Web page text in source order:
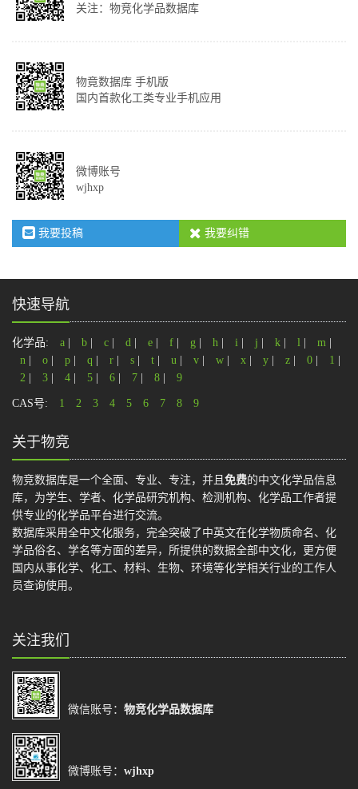
关注：物竞化学品数据库
物竟数据库 手机版
国内首款化工类专业手机应用
微博账号
wjhxp
我要投稿 我要纠错
快速导航
化学品: a b c d e f g h i j k l m
n
o p q r s t u v w x y z 0 1
2
3 4 5 6 7 8 9
CAS号: 1 2 3 4 5 6 7 8 9
关于物竞
物竞数据库是一个全面、专业、专注，并且 免费的中文化学品信息
库，为学生、学者、化学品研究机构、检测机构、化学品工作者提
供专业的化学品平台进行交流。
数据库采用全中文化服务，完全突破了中英文在化学物质命名、化
学品俗名、学名等方面的差异，所提供的数据全部中文化，更方便
国内从事化学、化工、材料、生物、环境等化学相关行业的工作人
员查询使用。
关注我们
微信账号： 物竞化学品数据库
微博账号： wjhxp